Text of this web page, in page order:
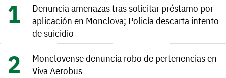
Denuncia amenazas tras solicitar préstamo por
aplicación en Monclova; Policía descarta intento
de suicidio
Monclovense denuncia robo de pertenencias en
Viva Aerobus